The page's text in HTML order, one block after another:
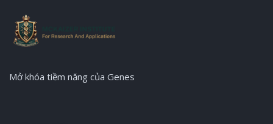
Mở khóa tiềm năng của Genes